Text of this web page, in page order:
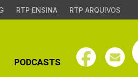
RTP ENSINA RTP ARQUIVOS
PODCASTS